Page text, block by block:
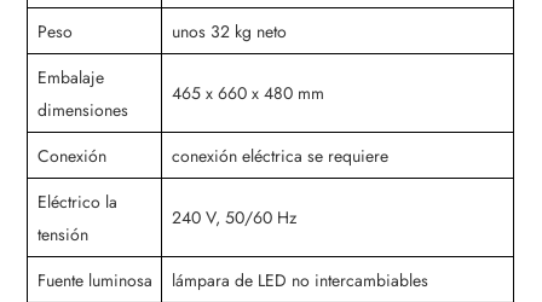
Peso
unos 32 kg neto
Embalaje
dimensiones
465 x 660 x 480 mm
Conexión
conexión eléctrica se requiere
Eléctrico la
tensión
240 V, 50/60 Hz
Fuente luminosa
lámpara de LED no intercambiables